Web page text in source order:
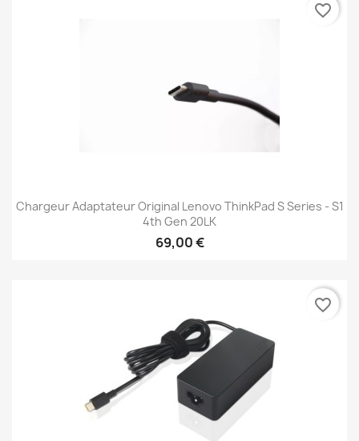
Chargeur Adaptateur Original Lenovo ThinkPad S Series - S1
4th Gen 20LK
69,00 €
favorite_border
favorite_border